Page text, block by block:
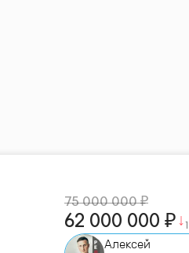
75 000 000
62 000 000
Алексей